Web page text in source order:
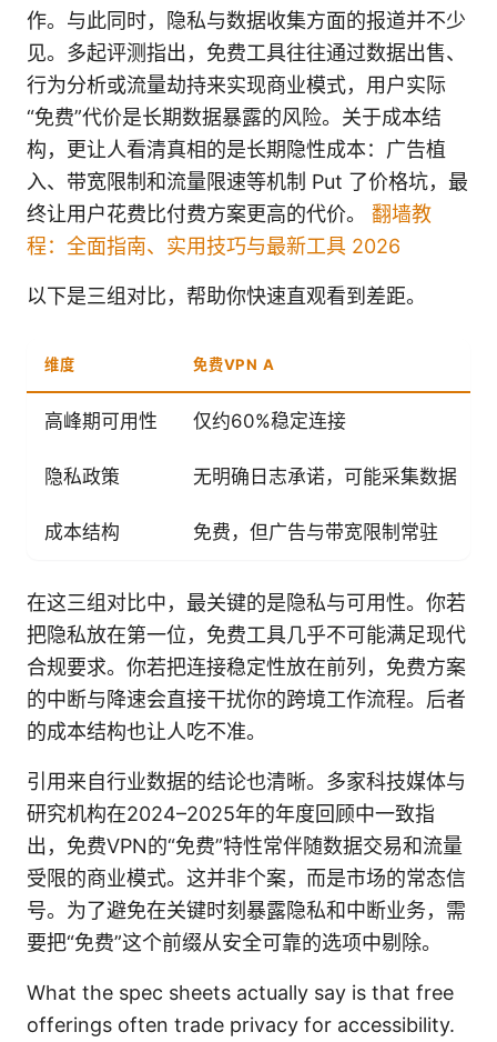
作。与此同时，隐私与数据收集方面的报道并不少
见。多起评测指出，免费工具往往通过数据出售、
行为分析或流量劫持来实现商业模式，用户实际
“免费”代价是长期数据暴露的风险。关于成本结
构，更让人看清真相的是长期隐性成本：广告植
入、带宽限制和流量限速等机制 Put 了价格坑，最
终让用户花费比付费方案更高的代价。 翻墙教
程：全面指南、实用技巧与最新工具 2026
以下是三组对比，帮助你快速直观看到差距。
维度 免费VPN A
高峰期可用性 仅约60%稳定连接
隐私政策 无明确日志承诺，可能采集数据
成本结构 免费，但广告与带宽限制常驻
在这三组对比中，最关键的是隐私与可用性。你若
把隐私放在第一位，免费工具几乎不可能满足现代
合规要求。你若把连接稳定性放在前列，免费方案
的中断与降速会直接干扰你的跨境工作流程。后者
的成本结构也让人吃不准。
引用来自行业数据的结论也清晰。多家科技媒体与
研究机构在2024–2025年的年度回顾中一致指
出，免费VPN的“免费”特性常伴随数据交易和流量
受限的商业模式。这并非个案，而是市场的常态信
号。为了避免在关键时刻暴露隐私和中断业务，需
要把“免费”这个前缀从安全可靠的选项中剔除。
What the spec sheets actually say is that free
offerings often trade privacy for accessibility.